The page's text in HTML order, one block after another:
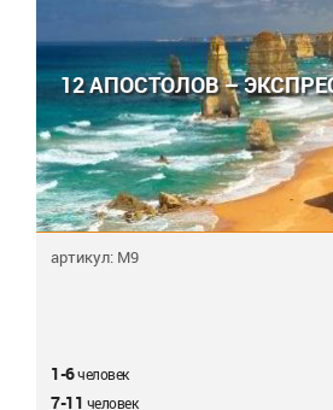
12 АПОСТОЛОВ –
артикул: M9
1-6человек
7-11 человек